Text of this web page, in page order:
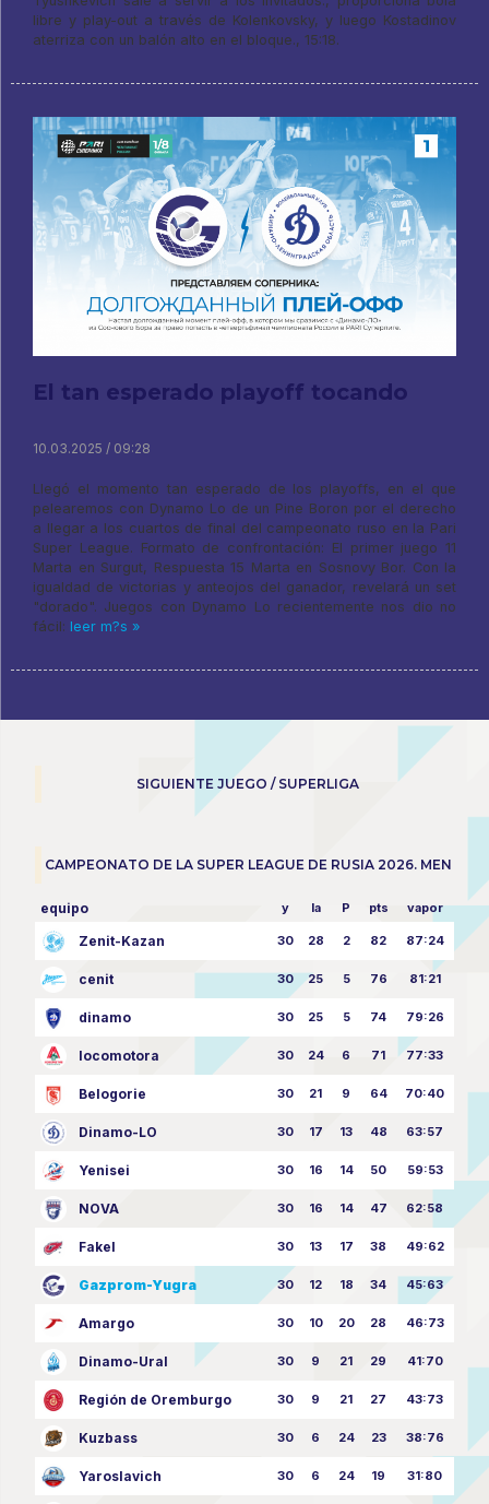
libre y play-out a través de Kolenkovsky, y luego Kostadinov
aterriza con un balón alto en el bloque., 15:18.
El tan esperado playoff tocando
10.03.2025 / 09:28
Llegó el momento tan esperado de los playoffs, en el que
pelearemos con Dynamo Lo de un Pine Boron por el derecho
a llegar a los cuartos de final del campeonato ruso en la Pari
Super League. Formato de confrontación: El primer juego 11
Marta en Surgut, Respuesta 15 Marta en Sosnovy Bor. Con la
igualdad de victorias y anteojos del ganador, revelará un set
"dorado". Juegos con Dynamo Lo recientemente nos dio no
fácil: leer m?s »
SIGUIENTE JUEGO / SUPERLIGA
CAMPEONATO DE LA SUPER LEAGUE DE RUSIA 2026. MEN
equipo y la P pts vapor
Zenit-Kazan 30 28 2 82 87:24
cenit 30 25 5 76 81:21
dinamo 30 25 5 74 79:26
locomotora 30 24 6 71 77:33
Belogorie 30 21 9 64 70:40
Dinamo-LO 30 17 13 48 63:57
Yenisei 30 16 14 50 59:53
NOVA 30 16 14 47 62:58
Fakel 30 13 17 38 49:62
Gazprom-Yugra 30 12 18 34 45:63
Amargo 30 10 20 28 46:73
Dinamo-Ural 30 9 21 29 41:70
Región de Oremburgo 30 9 21 27 43:73
Kuzbass 30 6 24 23 38:76
Yaroslavich 30 6 24 19 31:80